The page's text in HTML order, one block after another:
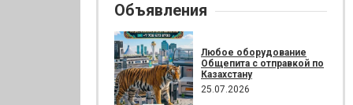
Объявления
Любое оборудование
Общепита с отправкой по
Казахстану
25.07.2026